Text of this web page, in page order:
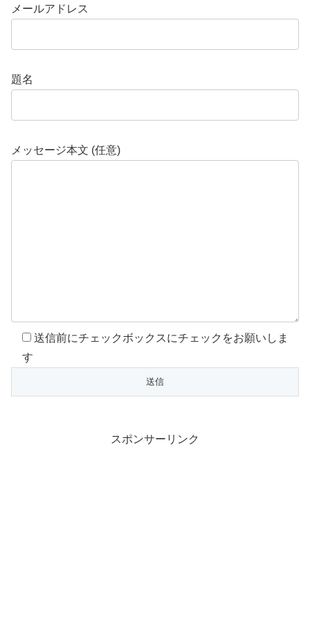
メールアドレス
題名
メッセージ本文 (任意)
送信前にチェックボックスにチェックをお願いしま
す
スポンサーリンク